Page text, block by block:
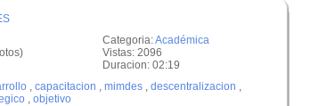
Categoria:Académica
Vistas: 2096
Duracion: 02:19
, capacitacion , mimdes , descentralizacion ,
, objetivo